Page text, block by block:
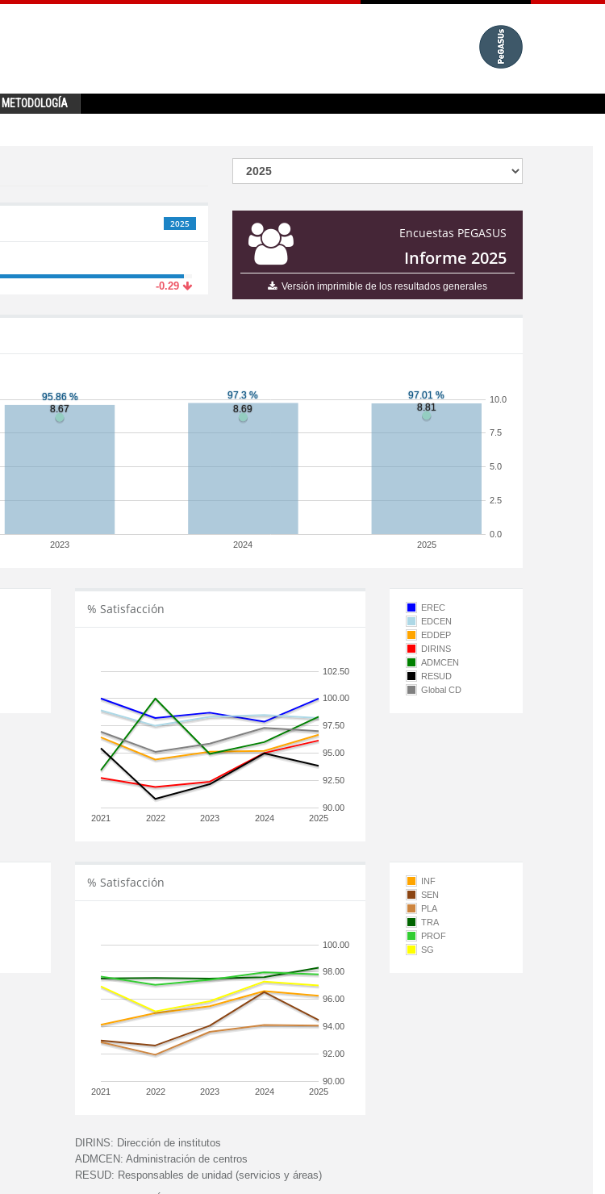
METODOLOGÍA
Encuestas PEGASUS
Informe 2025
Versión imprimible de los resultados generales
2025
-0.29
2023 2024 2025
0.0
2.5
5.0
7.5
10.0
% Satisfacción
2021 2022 2023 2024 2025
90.00
92.50
95.00
97.50
100.00
102.50
EREC
EDCEN
EDDEP
DIRINS
ADMCEN
RESUD
Global CD
% Satisfacción
2021 2022 2023 2024 2025
90.00
92.00
94.00
96.00
98.00
100.00
INF
SEN
PLA
TRA
PROF
SG
DIRINS: Dirección de institutos
ADMCEN: Administración de centros
RESUD: Responsables de unidad (servicios y áreas)